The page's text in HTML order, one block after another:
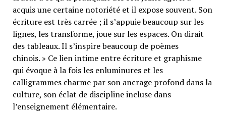
acquis une certaine notoriété et il expose souvent. Son
écriture est très carrée ; il s’appuie beaucoup sur les
lignes, les transforme, joue sur les espaces. On dirait
des tableaux. Il s’inspire beaucoup de poèmes
chinois. » Ce lien intime entre écriture et graphisme
qui évoque à la fois les enluminures et les
calligrammes charme par son ancrage profond dans la
culture, son éclat de discipline incluse dans
l’enseignement élémentaire.